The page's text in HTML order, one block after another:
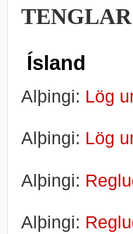
TENGLAR
Ísland
Alþingi: Lög
Alþingi: Lög
Alþingi:
Alþingi: